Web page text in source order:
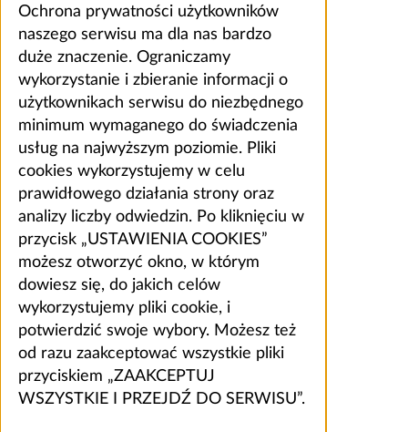
Ochrona prywatności użytkowników
naszego serwisu ma dla nas bardzo
duże znaczenie. Ograniczamy
wykorzystanie i zbieranie informacji o
użytkownikach serwisu do niezbędnego
minimum wymaganego do świadczenia
usług na najwyższym poziomie. Pliki
cookies wykorzystujemy w celu
prawidłowego działania strony oraz
analizy liczby odwiedzin. Po kliknięciu w
przycisk „USTAWIENIA COOKIES”
możesz otworzyć okno, w którym
dowiesz się, do jakich celów
wykorzystujemy pliki cookie, i
potwierdzić swoje wybory. Możesz też
od razu zaakceptować wszystkie pliki
przyciskiem „ZAAKCEPTUJ
WSZYSTKIE I PRZEJDŹ DO SERWISU”.